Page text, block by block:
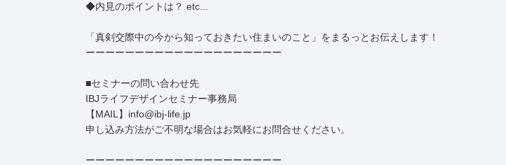
◆内見のポイントは？ etc...
「真剣交際中の今から知っておきたい住まいのこと」をまるっとお伝えします！
ーーーーーーーーーーーーーーーーーーーー
■セミナーの問い合わせ先
IBJライフデザインセミナー事務局
【MAIL】info@ibj-life.jp
申し込み方法がご不明な場合はお気軽にお問合せください。
ーーーーーーーーーーーーーーーーーーーー